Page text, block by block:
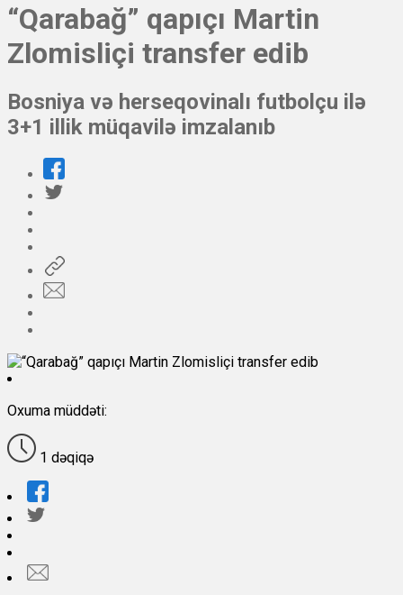
“Qarabağ” qapıçı Martin
Zlomisliçi transfer edib
Bosniya və herseqovinalı futbolçu ilə
3+1 illik müqavilə imzalanıb
Oxuma müddəti:
1 dəqiqə